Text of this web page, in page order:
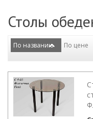
Столы
По названию По цене